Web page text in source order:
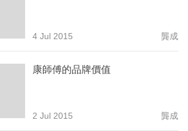
4 Jul 2015 龔成
康師傅的品牌價值
2 Jul 2015 龔成